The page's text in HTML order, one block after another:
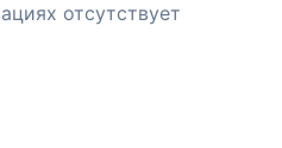
отсутствует